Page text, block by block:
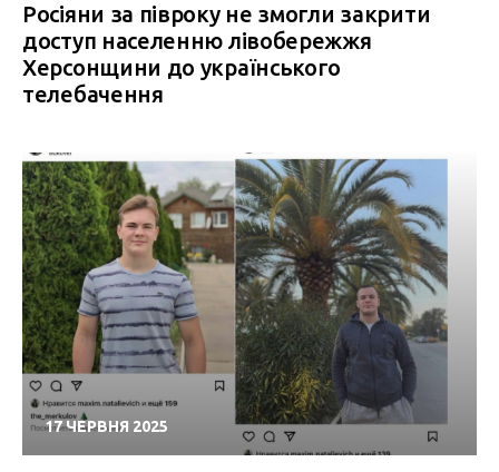
Росіяни за півроку не змогли закрити
доступ населенню лівобережжя
Херсонщини до українського
телебачення
17 ЧЕРВНЯ 2025